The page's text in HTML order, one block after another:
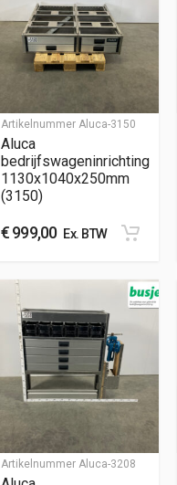
Artikelnummer Aluca-3150
Aluca
bedrijfswageninrichting
1130x1040x250mm
(3150)
€999,00Ex. BTW
Artikelnummer Aluca-3208